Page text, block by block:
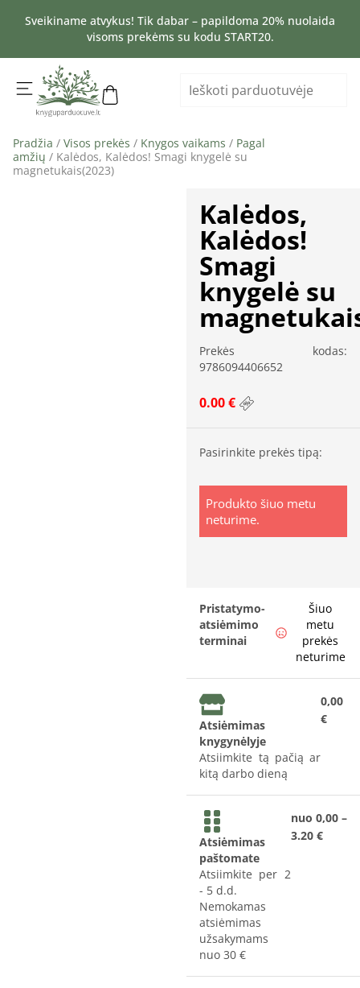
Sveikiname atvykus! Tik dabar – papildoma 20% nuolaida
visoms prekėms su kodu START20.
Pradžia / Visos prekės / Knygos vaikams / Pagal
amžių / Kalėdos, Kalėdos! Smagi knygelė su
magnetukais(2023)
Kalėdos,
Kalėdos!
Smagi
knygelė su
Prekės kodas:
9786094406652
0.00 €
Pasirinkite prekės tipą:
Produkto šiuo metu
neturime.
Pristatymo-
atsiėmimo
terminai
Šiuo
metu
prekės
neturime
Atsiėmimas
knygynėlyje
Atsiimkite tą pačią ar
kitą darbo dieną
0,00
€
Atsiėmimas
paštomate
Atsiimkite per 2
- 5 d.d.
Nemokamas
atsiėmimas
užsakymams
nuo 30 €
nuo 0,00 –
3.20 €